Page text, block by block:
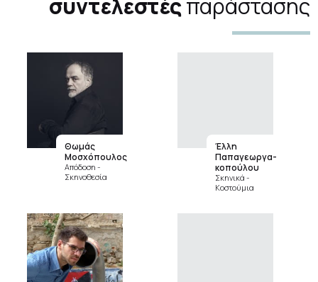
Θωμάς
Μοσχόπουλος
Απόδοση -
Σκηνοθεσία
Έλλη
Παπαγεωργα­
κοπούλου
Σκηνικά -
Κοστούμια